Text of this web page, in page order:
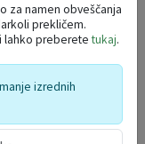
15
16
za namen obveščanja
prekličem.
lahko preberetetukaj.
izrednih